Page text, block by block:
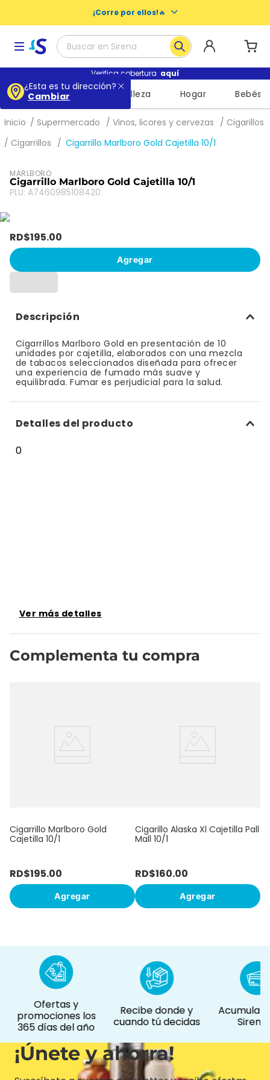
¡Corre por ellos!🔥
Buscar en Sirena
Términos más buscados
1
2.
escolares
3.
buenas noches nosotras
5.
queso
8.
leche
cuadernos
Verifica cobertura aquí
¿Esta es tu dirección?
Cambiar
Supermercado Belleza Hogar Bebés
Supermercado Vinos, licores y cervezas
Cigarillos
Cigarrillos
Cigarrillo Marlboro Gold Cajetilla 10/1
MARLBORO
Cigarrillo Marlboro Gold Cajetilla 10/1
PLU: A7460985108420
RD$195.00
Agregar
Descripción
Cigarrillos Marlboro Gold en presentación de 10
unidades por cajetilla, elaborados con una mezcla
de tabacos seleccionados diseñada para ofrecer
una experiencia de fumado más suave y
equilibrada. Fumar es perjudicial para la salud.
Detalles del producto
0
Ver más detalles
Complementa tu compra
Cigarrillo Marlboro Gold
Cajetilla 10/1
RD$195.00
Agregar
Cigarillo Alaska Xl Cajetilla Pall
Mall 10/1
RD$160.00
Agregar
Ofertas y
promociones los
365 días del año
Recibe donde y
cuando tú decidas
Acumula
¡Únete y ahorra!